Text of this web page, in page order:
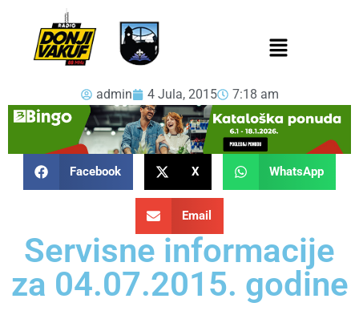
admin 4 Jula, 2015 7:18 am
Facebook X WhatsApp
Email
Servisne informacije
za 04.07.2015. godine